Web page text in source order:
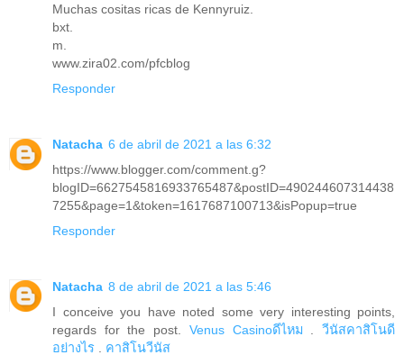
Muchas cositas ricas de Kennyruiz.
bxt.
m.
www.zira02.com/pfcblog
Responder
Natacha 6 de abril de 2021 a las 6:32
https://www.blogger.com/comment.g?
blogID=6627545816933765487&postID=490244607314438
7255&page=1&token=1617687100713&isPopup=true
Responder
Natacha 8 de abril de 2021 a las 5:46
I conceive you have noted some very interesting points,
regards for the post. Venus Casinoดีไหม .วีนัสคาสิโนดี
อย่างไร
คาสิโนวีนัส